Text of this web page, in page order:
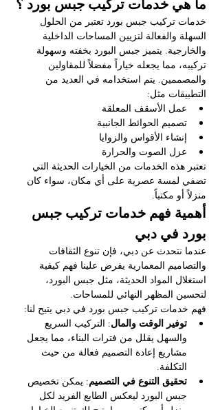
ما هي خدمات تركيب جبس بورد ؟
خدمات تركيب جبس بورد تعتبر من الحلول
السهلة والفعالة لتزيين المساحات الداخلية
والخارجية. يتميز جبس البورد بخفته وسهولة
تركيبه، مما يجعله خياراً مفضلاً للمقاولين
والمصممين. يتم استخدامه في العديد من
التطبيقات مثل:
عمل الأسقف المعلقة
تصميم الحوائط الجانبية
إنشاء الأقواس والزوايا
عزل الصوت والحرارة
تعتبر هذه الخدمات من الخيارات الحديثة التي
تضفي لمسة عصرية على أي مكان، سواء كان
منزلاً أو مكتباً.
أهمية فهم خدمات تركيب جبس
بورد في دبي
عندما نتحدث عن دبي، فإن تنوع الثقافات
والتصاميم المعمارية يفرض علينا فهم كيفية
استغلال المواد الحديثة، مثل جبس البورد،
لتحسين المظهر النهائي للمساحات.
فهم خدمات تركيب جبس بورد في دبي يتيح لنا:
توفير الوقت والمال: التركيب السريع
والسهل يقلل من فترات البناء، مما يجعل
مشاريع إعادة التصميم فعالة من حيث
التكلفة.
تحقيق التنوع في التصميم: يمكن تخصيص
جبس البورد ليعكس الطابع الفريد لكل